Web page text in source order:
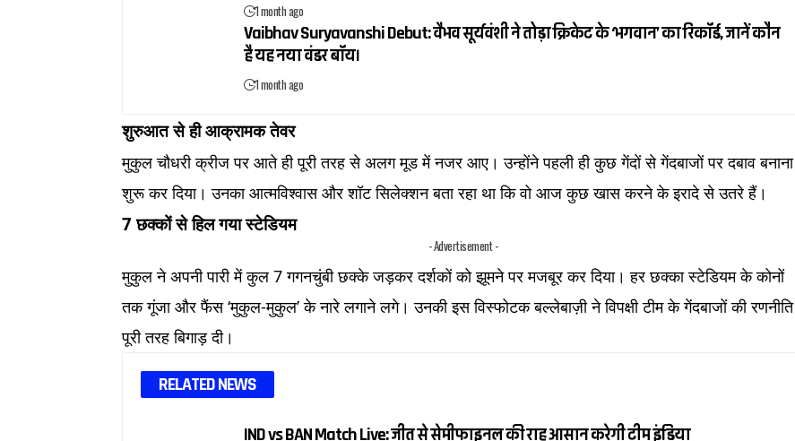
1 month ago
Vaibhav Suryavanshi Debut: वैभव सूर्यवंशी ने तोड़ा क्रिकेट के ‘भगवान’ का रिकॉर्ड, जानें कौन
है यह नया वंडर बॉय।
1 month ago
शुरुआत से ही आक्रामक तेवर
मुकुल चौधरी क्रीज पर आते ही पूरी तरह से अलग मूड में नजर आए। उन्होंने पहली ही कुछ गेंदों से गेंदबाजों पर दबाव बनाना
शुरू कर दिया। उनका आत्मविश्वास और शॉट सिलेक्शन बता रहा था कि वो आज कुछ खास करने के इरादे से उतरे हैं।
7 छक्कों से हिल गया स्टेडियम
- Advertisement -
मुकुल ने अपनी पारी में कुल 7 गगनचुंबी छक्के जड़कर दर्शकों को झूमने पर मजबूर कर दिया। हर छक्का स्टेडियम के कोनों
तक गूंजा और फैंस ‘मुकुल-मुकुल’ के नारे लगाने लगे। उनकी इस विस्फोटक बल्लेबाज़ी ने विपक्षी टीम के गेंदबाजों की रणनीति
पूरी तरह बिगाड़ दी।
RELATED NEWS
IND vs BAN Match Live: जीत से सेमीफाइनल की राह आसान करेगी टीम इंडिया